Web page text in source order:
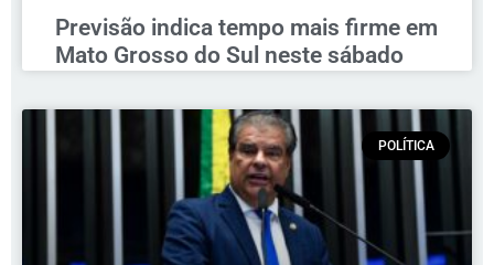
Previsão indica tempo mais firme em
Mato Grosso do Sul neste sábado
POLÍTICA